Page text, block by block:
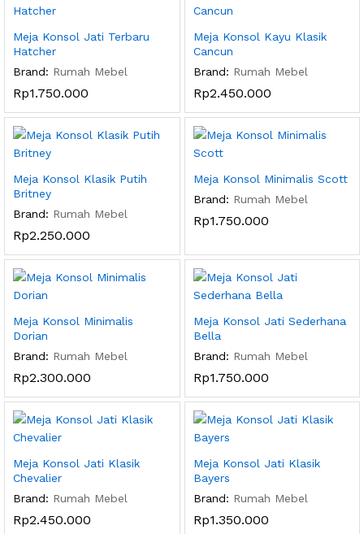
Meja Konsol Jati Terbaru
Hatcher
Brand: Rumah Mebel
Rp1.750.000
Meja Konsol Kayu Klasik
Cancun
Brand: Rumah Mebel
Rp2.450.000
Meja Konsol Klasik Putih
Britney
Brand: Rumah Mebel
Rp2.250.000
Meja Konsol Minimalis Scott
Brand: Rumah Mebel
Rp1.750.000
Meja Konsol Minimalis
Dorian
Brand: Rumah Mebel
Rp2.300.000
Meja Konsol Jati Sederhana
Bella
Brand: Rumah Mebel
Rp1.750.000
Meja Konsol Jati Klasik
Chevalier
Brand: Rumah Mebel
Rp2.450.000
Meja Konsol Jati Klasik
Bayers
Brand: Rumah Mebel
Rp1.350.000